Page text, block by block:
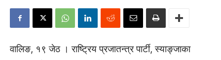
वालिङ, १९ जेठ । राष्ट्रिय प्रजातन्त्र पार्टी, स्याङ्जाका